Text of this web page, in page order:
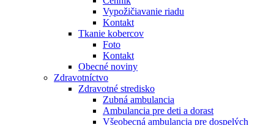
Vypožičiavanie riadu
Kontakt
Tkanie kobercov
Foto
Kontakt
Obecné noviny
Zdravotníctvo
Zdravotné stredisko
Zubná ambulancia
Ambulancia pre deti a dorast
Všeobecná ambulancia pre dospelých